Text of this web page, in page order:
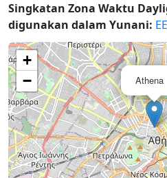
Singkatan Zona Waktu
digunakan dalam Yunani:
Athena
+
−